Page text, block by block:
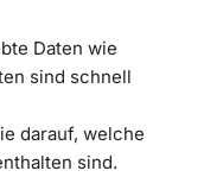
Daten wie
sind schnell
darauf, welche
sind.